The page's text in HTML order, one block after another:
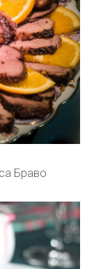
Браво